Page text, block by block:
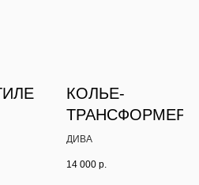
КОЛЬЕ-
ТРАНСФОРМЕР
ПОЛЕТ
ДИВА
14 000 р.